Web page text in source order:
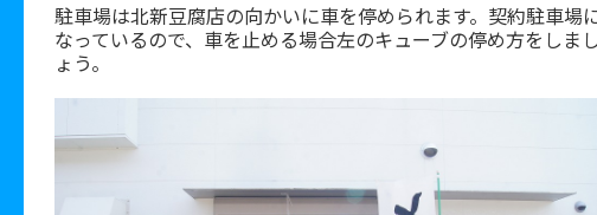
駐車場は北新豆腐店の向かいに車を停められます。契約駐車場
なっているので、車を止める場合左のキューブの停め方をしま
ょう。